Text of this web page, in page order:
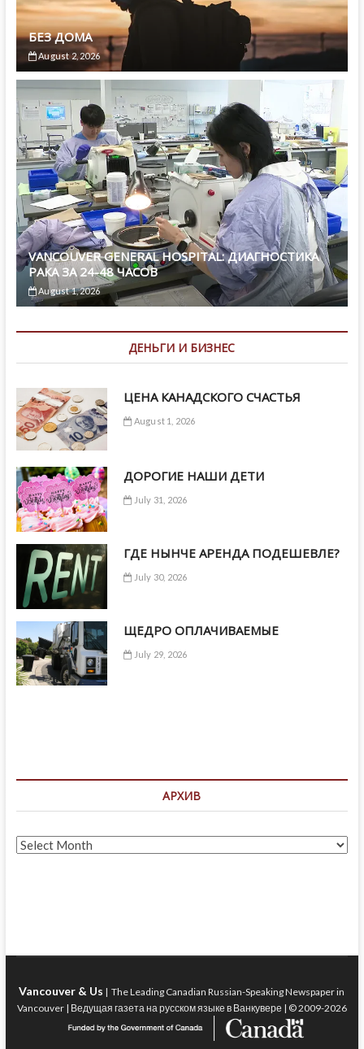
БЕЗ ДОМА
August 2, 2026
VANCOUVER GENERAL HOSPITAL: ДИАГНОСТИКА
РАКА ЗА 24-48 ЧАСОВ
August 1, 2026
ДЕНЬГИ И БИЗНЕС
ЦЕНА КАНАДСКОГО СЧАСТЬЯ
August 1, 2026
ДОРОГИЕ НАШИ ДЕТИ
July 31, 2026
ГДЕ НЫНЧЕ АРЕНДА ПОДЕШЕВЛЕ?
July 30, 2026
ЩЕДРО ОПЛАЧИВАЕМЫЕ
July 29, 2026
АРХИВ
Архив
Vancouver & Us | The Leading Canadian Russian-Speaking Newspaper in
Vancouver | Ведущая газета на русском языке в Ванкувере | © 2009-2026